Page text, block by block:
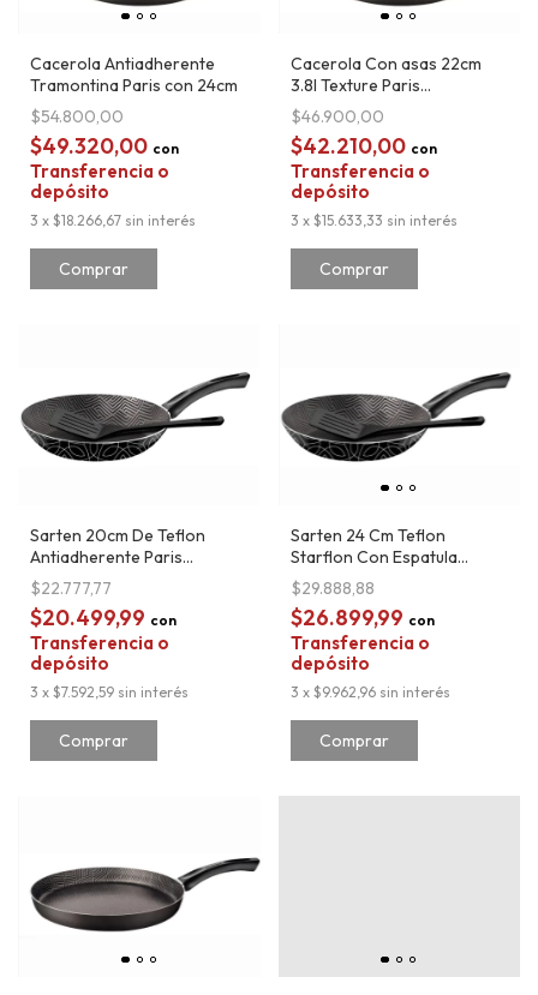
Cacerola Antiadherente
Tramontina Paris con 24cm
$54.800,00
$49.320,00 con
Transferencia o
depósito
3 x $18.266,67 sin interés
Cacerola Con asas 22cm
3.8l Texture Paris
Tramontina
$46.900,00
$42.210,00 con
Transferencia o
depósito
3 x $15.633,33 sin interés
Sarten 20cm De Teflon
Antiadherente Paris
Tramontina
$22.777,77
$20.499,99 con
Transferencia o
depósito
3 x $7.592,59 sin interés
Sarten 24 Cm Teflon
Starflon Con Espatula
Tramontina Paris
$29.888,88
$26.899,99 con
Transferencia o
depósito
3 x $9.962,96 sin interés